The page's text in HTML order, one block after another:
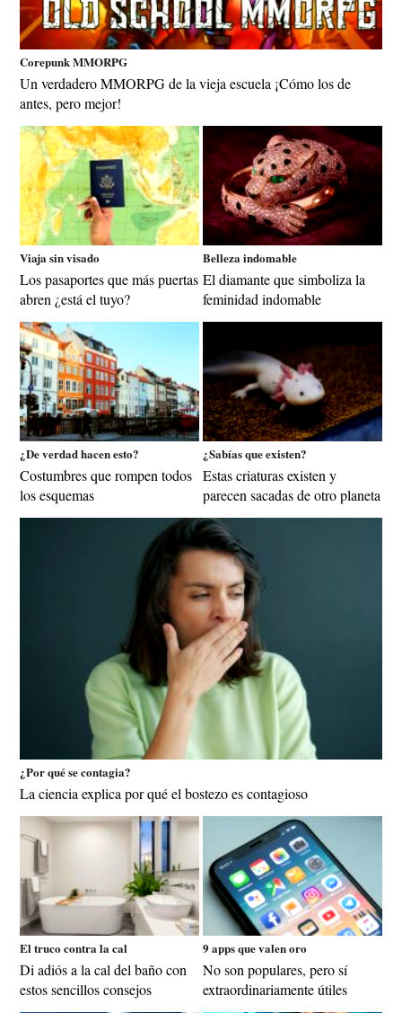
Corepunk MMORPG
Un verdadero MMORPG de la vieja escuela ¡Cómo los de
antes, pero mejor!
Viaja sin visado
Los pasaportes que más puertas
abren ¿está el tuyo?
Belleza indomable
El diamante que simboliza la
feminidad indomable
¿De verdad hacen esto?
Costumbres que rompen todos
los esquemas
¿Sabías que existen?
Estas criaturas existen y
parecen sacadas de otro planeta
¿Por qué se contagia?
La ciencia explica por qué el bostezo es contagioso
El truco contra la cal
Di adiós a la cal del baño con
estos sencillos consejos
9 apps que valen oro
No son populares, pero sí
extraordinariamente útiles